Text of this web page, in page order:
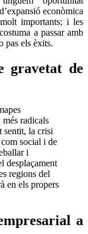
econòmica
importants; i les
a passar amb
pas els èxits.
gravetat de
més radicals
sentit, la crisi
social i de
i
desplaçament
regions del
en els propers
a